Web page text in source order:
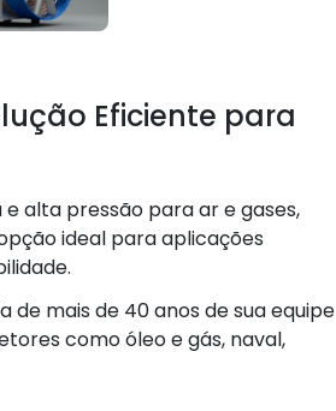
Eficiente para
alta pressão para ar e gases,
ideal para aplicações
de mais de 40 anos de sua equipe
como óleo e gás, naval,